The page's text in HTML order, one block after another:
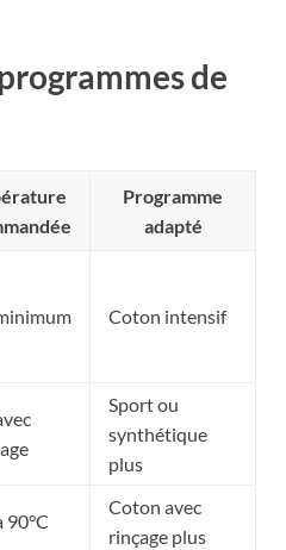
de
Programme
adapté
Coton intensif
Sport ou
synthétique
plus
90°C
Coton avec
rinçage plus